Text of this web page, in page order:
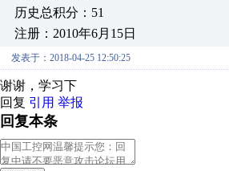
历史总积分：51
注册：2010年6月15日
发表于：2018-04-25 12:50:25
谢谢，学习下
回复 引用 举报
回复本条